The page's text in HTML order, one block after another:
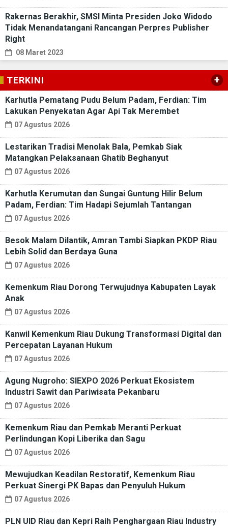
Rakernas Berakhir, SMSI Minta Presiden Joko Widodo
Tidak Menandatangani Rancangan Perpres Publisher
Right
08 Maret 2023
TERKINI +
Karhutla Pematang Pudu Belum Padam, Ferdian: Tim
Lakukan Penyekatan Agar Api Tak Merembet
07 Agustus 2026
Lestarikan Tradisi Menolak Bala, Pemkab Siak
Matangkan Pelaksanaan Ghatib Beghanyut
07 Agustus 2026
Karhutla Kerumutan dan Sungai Guntung Hilir Belum
Padam, Ferdian: Tim Hadapi Sejumlah Tantangan
07 Agustus 2026
Besok Malam Dilantik, Amran Tambi Siapkan PKDP Riau
Lebih Solid dan Berdaya Guna
07 Agustus 2026
Kemenkum Riau Dorong Terwujudnya Kabupaten Layak
Anak
07 Agustus 2026
Kanwil Kemenkum Riau Dukung Transformasi Digital dan
Percepatan Layanan Hukum
07 Agustus 2026
Agung Nugroho: SIEXPO 2026 Perkuat Ekosistem
Industri Sawit dan Pariwisata Pekanbaru
07 Agustus 2026
Kemenkum Riau dan Pemkab Meranti Perkuat
Perlindungan Kopi Liberika dan Sagu
07 Agustus 2026
Mewujudkan Keadilan Restoratif, Kemenkum Riau
Perkuat Sinergi PK Bapas dan Penyuluh Hukum
07 Agustus 2026
PLN UID Riau dan Kepri Raih Penghargaan Riau Industry